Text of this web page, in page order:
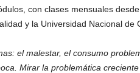
con clases mensuales
y la Universidad Nacional de
el malestar, el consumo
Mirar la problemática